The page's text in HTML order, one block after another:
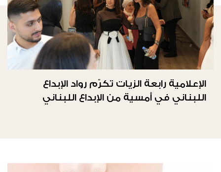
الإعلامية رابعة الزيات تكرّم رواد الإبداع
اللبناني في أمسية من الإبداع اللبناني